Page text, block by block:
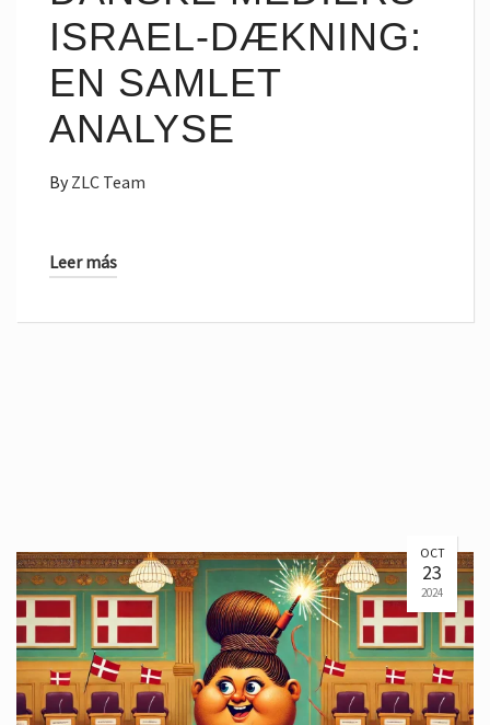
ISRAEL-DÆKNING:
EN SAMLET
ANALYSE
ByZLC Team
Leer más
OCT
23
2024